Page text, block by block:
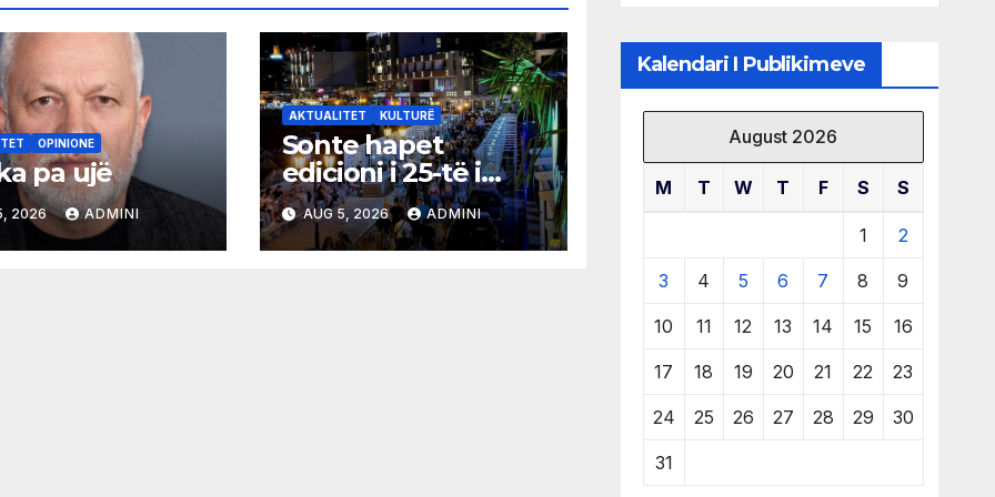
OPINIONE
pa ujë
2026 ADMINI
AKTUALITET KULTURË
Sonte hapet
edicioni i 25-të i
Panairit të Librit në
Ulqin
AUG 5, 2026 ADMINI
Kalendari I Publikimeve
August 2026
M T W T F S S
1 2
3 4 5 6 7 8 9
10 11 12 13 14 15 16
17 18 19 20 21 22 23
24 25 26 27 28 29 30
31